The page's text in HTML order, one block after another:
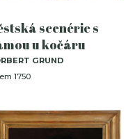
scenérie s
u kočáru
GRUND
1750